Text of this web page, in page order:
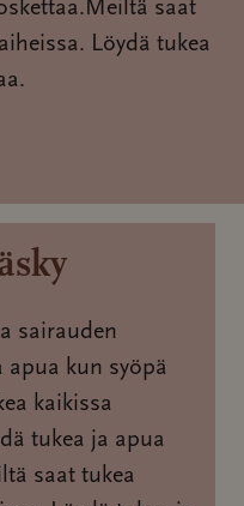
saat
Löydä tukea
sairauden
apua kun syöpä
kaikissa
tukea ja apua
saat tukea